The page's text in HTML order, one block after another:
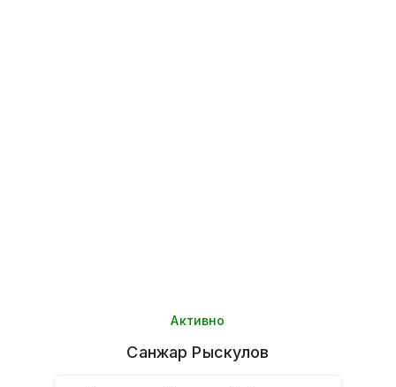
Активно
Санжар Рыскулов